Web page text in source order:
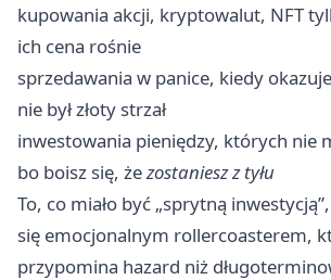
kupowania akcji, kryptowalut, NFT
ich cena rośnie
sprzedawania w panice, kiedy
nie był złoty strzał
inwestowania pieniędzy, których nie
bo boisz się, żezostaniesz z tyłu
To, co miało być „sprytną
się emocjonalnym rollercoasterem,
przypomina hazard niż